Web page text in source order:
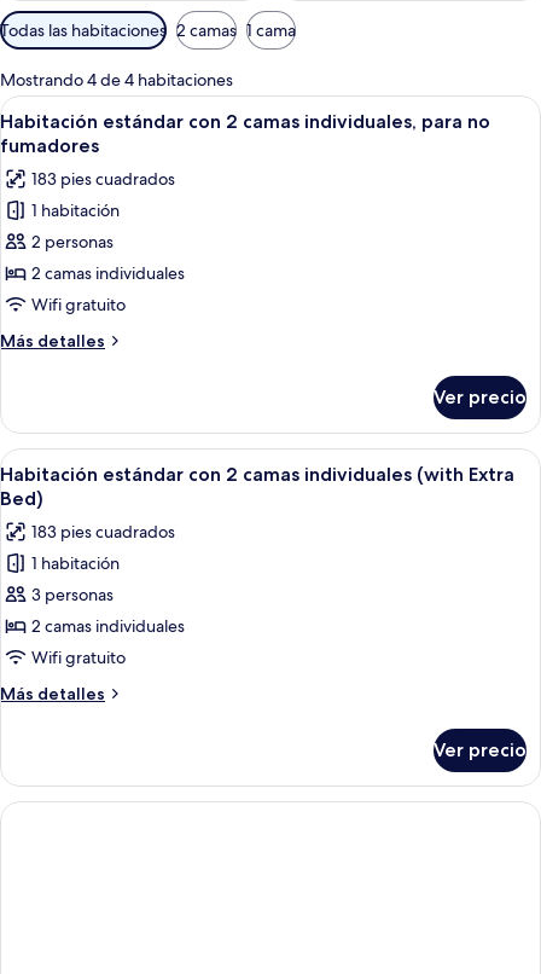
Filtros
disponibles
para
las
habitaciones
Todas las habitaciones 2 camas 1 cama
Mostrando 4 de 4 habitaciones
Abrir
todas
las
fotos
de
Habitación
estándar
con
2
camas
para
no
fumadores
Una habitación pequeña y bien
16
Habitación estándar con 2 camas individuales, para no
fumadores
183 pies cuadrados
1 habitación
2 personas
2 camas individuales
Wifi gratuito
Más detalles
Más
estándar
con
2
camas
individuales,
para
no
fumadores
Ver precio
Abrir
todas
las
fotos
de
Habitación
estándar
con
2
camas
(with
Extra
Bed)
Habitación de hotel con dos camas,
22
Habitación estándar con 2 camas individuales (with Extra
Bed)
183 pies cuadrados
1 habitación
3 personas
2 camas individuales
Wifi gratuito
Más detalles
Más
estándar
con
2
Ver precio